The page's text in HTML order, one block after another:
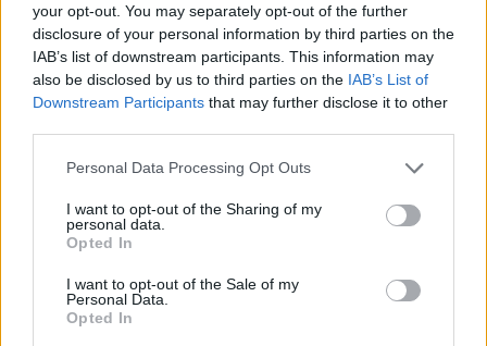
your opt-out. You may separately opt-out of the further
disclosure of your personal information by third parties on the
IAB’s list of downstream participants. This information may
also be disclosed by us to third parties on the IAB’s List of
Downstream Participants that may further disclose it to other
Personal Data Processing Opt Outs
I want to opt-out of the Sharing of my
personal data.
Opted In
I want to opt-out of the Sale of my
Personal Data.
Opted In
Szerzői jogok
Adatvédelmi tájékoztató
Cookie-kezelési tájékoztató
Hozzászólási szabályzat
Nyomtatott lapjaink archívuma
Székely Hírmondó archívuma
Sütibeállítások